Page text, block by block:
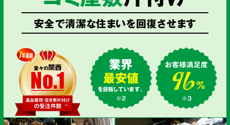
安全で清潔な住まいを回復させます
業界
最安値
を目指しています。
※2
お客様満足度
※3